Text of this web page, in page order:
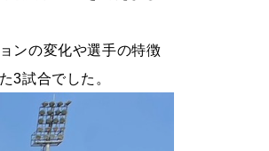
ンの変化や選手の特徴
3試合でした。